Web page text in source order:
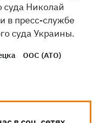
суда Николай
в пресс-службе
суда Украины.
ООС (АТО)